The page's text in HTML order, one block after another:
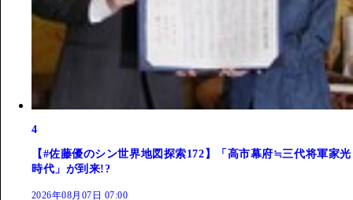
4
【#佐藤優のシン世界地図探索172】「高市幕府≒三代将軍家光
時代」が到来!?
2026年08月07日 07:00